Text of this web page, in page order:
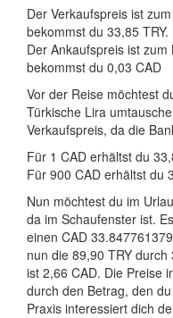
Der Verkaufspreis ist
bekommst du 33,85 TRY.
Der Ankaufspreis ist
bekommst du 0,03 CAD
Vor der Reise möchtest
Türkische Lira
Verkaufspreis, da die
Für 1 CAD erhältst du
Für 900 CAD erhältst du
Nun möchtest du im
da im Schaufenster ist.
einen CAD
nun die 89,90 TRY
ist 2,66 CAD. Die Preise
durch den Betrag, den
Praxis interessiert dich